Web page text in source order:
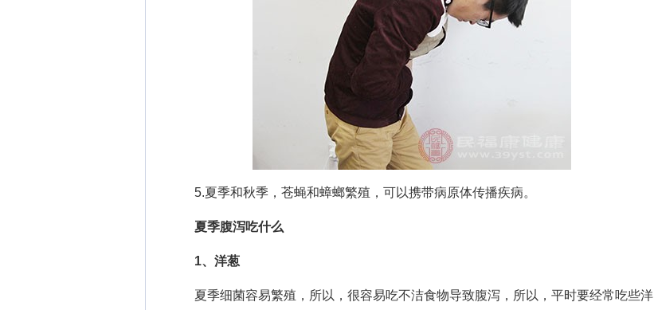
5.夏季和秋季，苍蝇和蟑螂繁殖，可以携带病原体传播疾病。
夏季腹泻吃什么
1、洋葱
夏季细菌容易繁殖，所以，很容易吃不洁食物导致腹泻，所以，平时要经常吃些洋